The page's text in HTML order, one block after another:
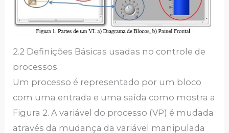
2.2 Definições Básicas usadas no controle de
processos
Um processo é representado por um bloco
com uma entrada e uma saída como mostra a
Figura 2. A variável do processo (VP) é mudada
através da mudança da variável manipulada